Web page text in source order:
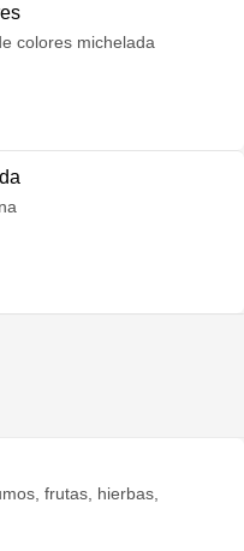
colores michelada
frutas, hierbas,